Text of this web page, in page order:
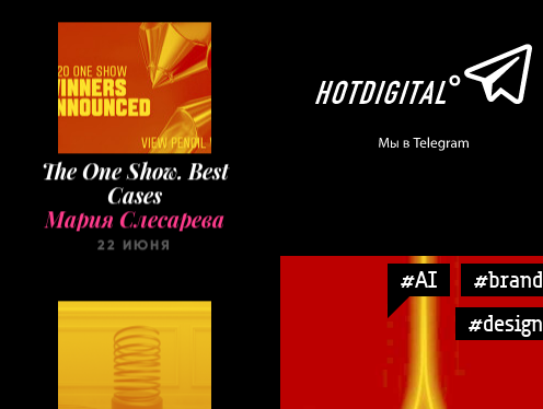
The One Show. Best
Cases
Мария Слесарева
22 ИЮНЯ
#AI
#brand
#design